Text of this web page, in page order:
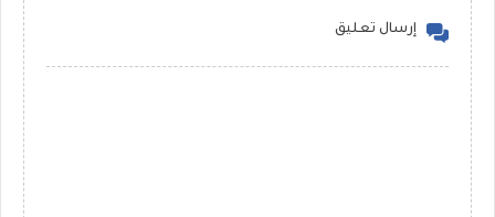
إرسال تعليق